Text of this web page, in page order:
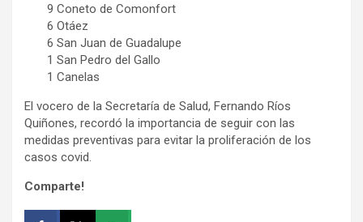
9 Coneto de Comonfort
6 Otáez
6 San Juan de Guadalupe
1 San Pedro del Gallo
1 Canelas
El vocero de la Secretaría de Salud, Fernando Ríos
Quiñones, recordó la importancia de seguir con las
medidas preventivas para evitar la proliferación de los
casos covid.
Comparte!